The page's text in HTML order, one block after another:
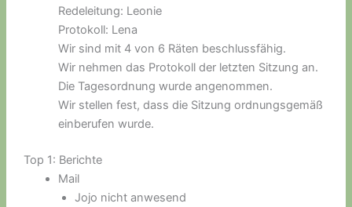
Redeleitung: Leonie
Protokoll: Lena
Wir sind mit 4 von 6 Räten beschlussfähig.
Wir nehmen das Protokoll der letzten Sitzung an.
Die Tagesordnung wurde angenommen.
Wir stellen fest, dass die Sitzung ordnungsgemäß
einberufen wurde.
Top 1: Berichte
Mail
Jojo nicht anwesend